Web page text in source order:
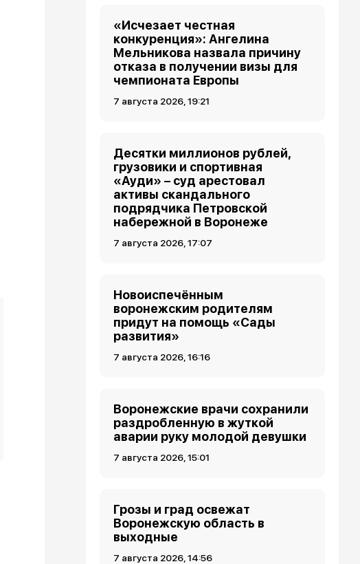
«Исчезает честная
конкуренция»: Ангелина
Мельникова назвала причину
отказа в получении визы для
чемпионата Европы
7 августа 2026, 19:21
Десятки миллионов рублей,
грузовики и спортивная
«Ауди» – суд арестовал
активы скандального
подрядчика Петровской
набережной в Воронеже
7 августа 2026, 17:07
Новоиспечённым
воронежским родителям
придут на помощь «Сады
развития»
7 августа 2026, 16:16
Воронежские врачи сохранили
раздробленную в жуткой
аварии руку молодой девушки
7 августа 2026, 15:01
Грозы и град освежат
Воронежскую область в
выходные
7 августа 2026, 14:56